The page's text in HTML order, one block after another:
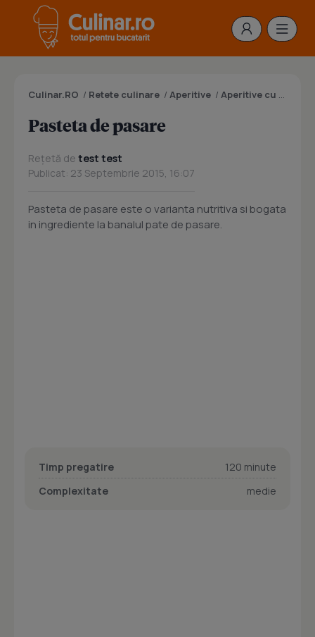
Culinar.RO / Retete culinare / Aperitive / Aperitive cu carne
Pasteta de pasare
Rețetă de test test
Publicat: 23 Septembrie 2015, 16:07
Pasteta de pasare este o varianta nutritiva si bogata
in ingrediente la banalul pate de pasare.
Timp pregatire
120 minute
Complexitate
medie